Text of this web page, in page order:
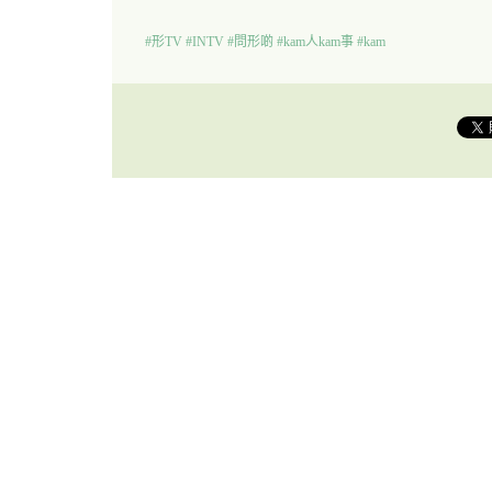
#形TV #INTV #問形啲 #kam人kam事 #kam